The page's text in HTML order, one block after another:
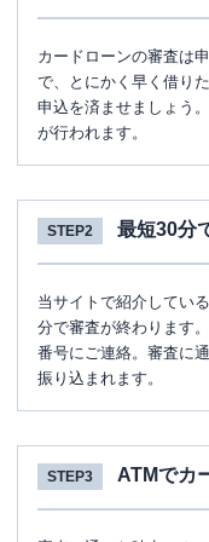
カードローンの審査は
で、とにかく早く借り
申込を済ませましょう
が行われます。
STEP2 最短30分
当サイトで紹介してい
分で審査が終わります
番号にご連絡。審査に
振り込まれます。
STEP3 ATMでカ